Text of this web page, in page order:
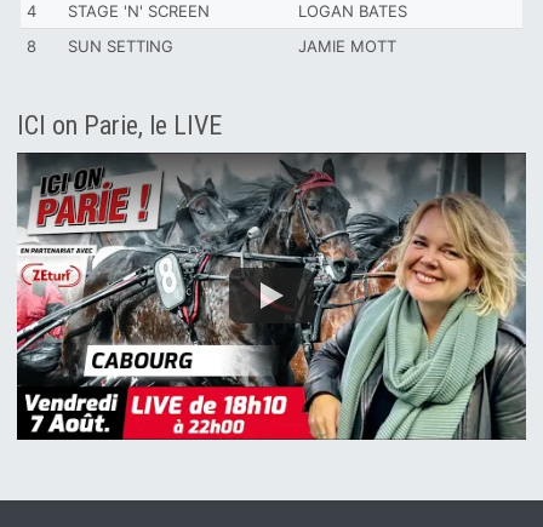
4
STAGE 'N' SCREEN
LOGAN BATES
8
SUN SETTING JAMIE MOTT
ICI on Parie, le LIVE